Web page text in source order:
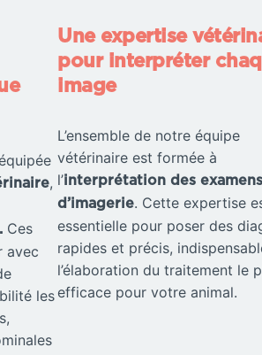
,
Ces
avec
les
Une expertise
pour interpréter
image
L’ensemble de notre équipe
vétérinaire est formée à
l’interprétation des examens
d’imagerie. Cette expertise
essentielle pour poser des
rapides et précis,
l’élaboration du traitement le
efficace pour votre animal.